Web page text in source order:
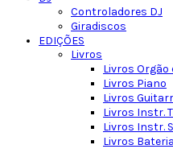
Controladores DJ
Giradiscos
EDIÇÕES
Livros
Livros Orgão
Livros Piano
Livros
Livros Instr.
Livros Instr.
Livros